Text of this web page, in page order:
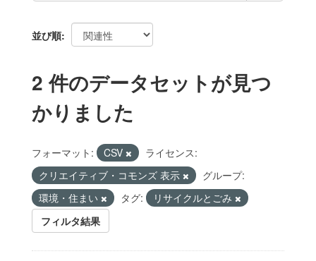
並び順
2 件のデータセットが見つ
かりました
フォーマット: CSV
ライセンス:
クリエイティブ・コモンズ 表示
グループ:
環境・住まい
タグ:
リサイクルとごみ
フィルタ結果